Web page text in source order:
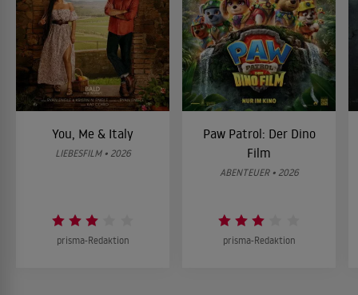
You, Me & Italy
LIEBESFILM • 2026
prisma-Redaktion
Paw Patrol: Der Dino
Film
ABENTEUER • 2026
prisma-Redaktion